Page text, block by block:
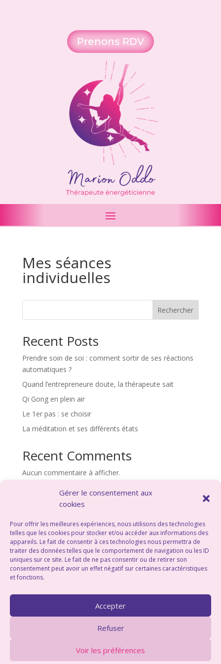
Gérer le consentement aux
cookies
Pour offrir les meilleures expériences, nous utilisons des technologies
telles que les cookies pour stocker et/ou accéder aux informations des
appareils. Le fait de consentir à ces technologies nous permettra de
traiter des données telles que le comportement de navigation ou les ID
uniques sur ce site. Le fait de ne pas consentir ou de retirer son
consentement peut avoir un effet négatif sur certaines caractéristiques
et fonctions.
Accepter
Refuser
Voir les préférences
Prenons RDV
Mes séances
individuelles
Rechercher
Recent Posts
Prendre soin de soi : comment sortir de ses réactions
automatiques ?
Quand l’entrepreneure doute, la thérapeute sait
Qi Gong en plein air
Le 1er pas : se choisir
La méditation et ses différents états
Recent Comments
Aucun commentaire à afficher.
©Marion Oddo – Energéticienne –Saint
Georges sur Eure – Chartres – Eure et loir –
Centre Val de Loire – Politique de
confidentialité– Webdesign :
georginebarbier.com
Mes actualités